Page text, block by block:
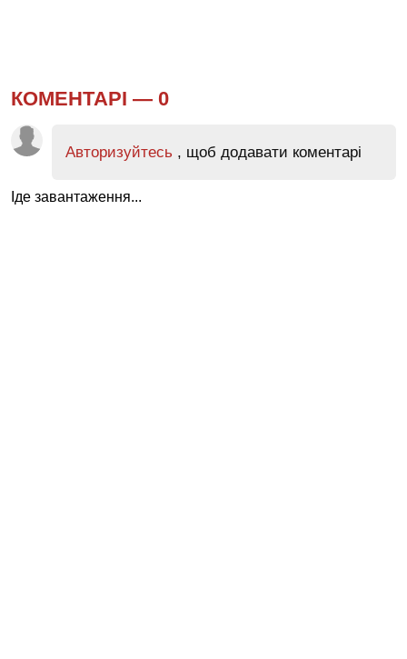
КОМЕНТАРІ — 0
Авторизуйтесь , щоб додавати коментарі
Іде завантаження...